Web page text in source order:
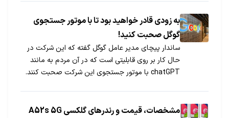
به زودی قادر خواهید بود تا با موتور جستجوی
گوگل صحبت کنید!
ساندار پیچای مدیر عامل گوگل گفته که این شرکت در
حال کار بر روی قابلیتی است که در آن مردم به مانند
chatGPT با موتور جستجوی این شرکت صحبت کنند.
مشخصات، قیمت و رندرهای گلکسی A52s 5G